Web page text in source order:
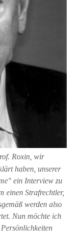
Roxin, wir
haben, unserer
ein Interview zu
einen Strafrechtler,
werden also
Nun möchte ich